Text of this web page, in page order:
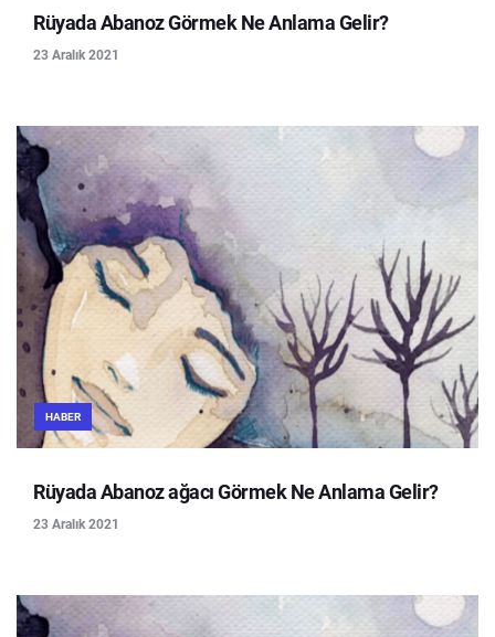
Rüyada Abanoz Görmek Ne Anlama Gelir?
23 Aralık 2021
HABER
Rüyada Abanoz ağacı Görmek Ne Anlama Gelir?
23 Aralık 2021